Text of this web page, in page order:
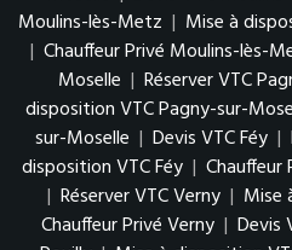
Moulins-lès-Metz | Mise à
| Chauffeur Privé Moulins-lès-
Moselle | Réserver VTC
disposition VTC Pagny-sur-
sur-Moselle | Devis VTC Féy |
disposition VTC Féy | Chauffeur
| Réserver VTC Verny | Mise
Chauffeur Privé Verny | Devis